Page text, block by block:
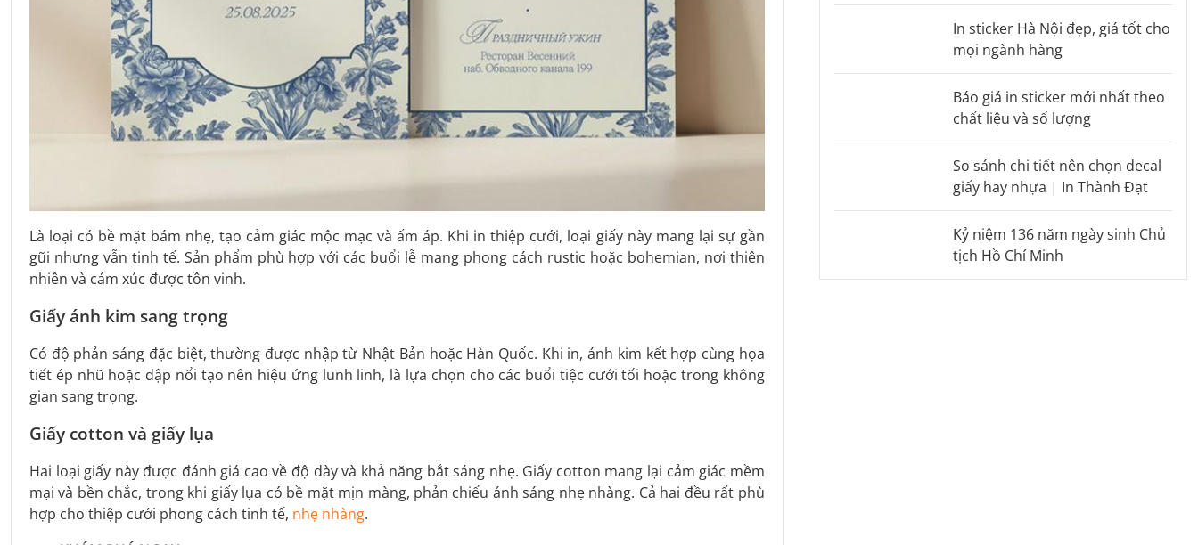
Là loại có bề mặt bám nhẹ, tạo cảm giác mộc mạc và ấm áp. Khi in thiệp cưới, loại giấy này mang lại sự gần
gũi nhưng vẫn tinh tế. Sản phẩm phù hợp với các buổi lễ mang phong cách rustic hoặc bohemian, nơi thiên
nhiên và cảm xúc được tôn vinh.
Giấy ánh kim sang trọng
Có độ phản sáng đặc biệt, thường được nhập từ Nhật Bản hoặc Hàn Quốc. Khi in, ánh kim kết hợp cùng họa
tiết ép nhũ hoặc dập nổi tạo nên hiệu ứng lunh linh, là lựa chọn cho các buổi tiệc cưới tối hoặc trong không
gian sang trọng.
Giấy cotton và giấy lụa
Hai loại giấy này được đánh giá cao về độ dày và khả năng bắt sáng nhẹ. Giấy cotton mang lại cảm giác mềm
mại và bền chắc, trong khi giấy lụa có bề mặt mịn màng, phản chiếu ánh sáng nhẹ nhàng. Cả hai đều rất phù
hợp cho thiệp cưới phong cách tinh tế, nhẹ nhàng.
In sticker Hà Nội đẹp, giá tốt cho
mọi ngành hàng
Báo giá in sticker mới nhất theo
chất liệu và số lượng
So sánh chi tiết nên chọn decal
giấy hay nhựa | In Thành Đạt
Kỷ niệm 136 năm ngày sinh Chủ
tịch Hồ Chí Minh